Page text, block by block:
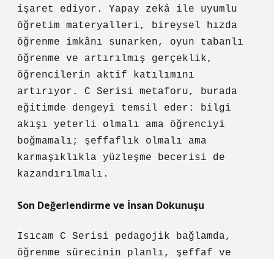
işaret ediyor. Yapay zekâ ile uyumlu
öğretim materyalleri, bireysel hızda
öğrenme imkânı sunarken, oyun tabanlı
öğrenme ve artırılmış gerçeklik,
öğrencilerin aktif katılımını
artırıyor. C Serisi metaforu, burada
eğitimde dengeyi temsil eder: bilgi
akışı yeterli olmalı ama öğrenciyi
boğmamalı; şeffaflık olmalı ama
karmaşıklıkla yüzleşme becerisi de
kazandırılmalı.
Son Değerlendirme ve İnsan Dokunuşu
Isıcam C Serisi pedagojik bağlamda,
öğrenme sürecinin planlı, şeffaf ve